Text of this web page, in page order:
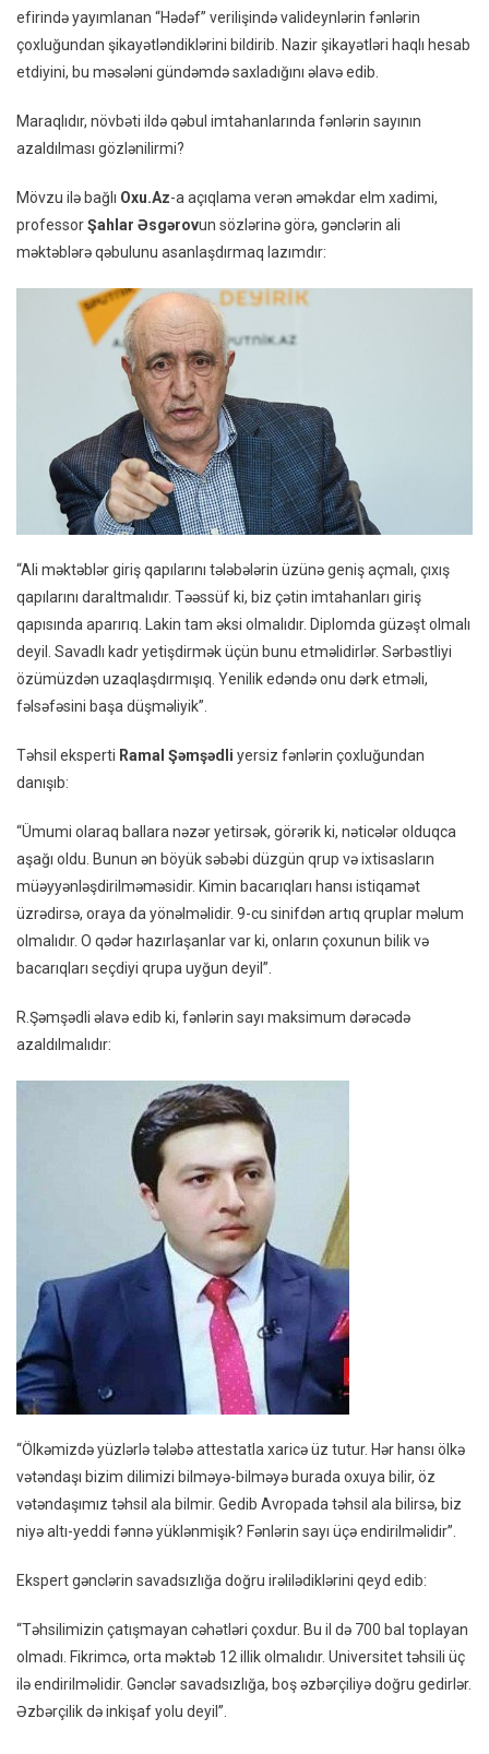
efirində yayımlanan “Hədəf” verilişində valideynlərin fənlərin
çoxluğundan şikayətləndiklərini bildirib. Nazir şikayətləri haqlı hesab
etdiyini, bu məsələni gündəmdə saxladığını əlavə edib.
Maraqlıdır, növbəti ildə qəbul imtahanlarında fənlərin sayının
azaldılması gözlənilirmi?
Mövzu ilə bağlı Oxu.Az-a açıqlama verən əməkdar elm xadimi,
professorŞahlar Əsgərovun sözlərinə görə, gənclərin ali
məktəblərə qəbulunu asanlaşdırmaq lazımdır:
“Ali məktəblər giriş qapılarını tələbələrin üzünə geniş açmalı, çıxış
qapılarını daraltmalıdır. Təəssüf ki, biz çətin imtahanları giriş
qapısında aparırıq. Lakin tam əksi olmalıdır. Diplomda güzəşt olmalı
deyil. Savadlı kadr yetişdirmək üçün bunu etməlidirlər. Sərbəstliyi
özümüzdən uzaqlaşdırmışıq. Yenilik edəndə onu dərk etməli,
fəlsəfəsini başa düşməliyik”.
Təhsil eksperti Ramal Şəmşədli yersiz fənlərin çoxluğundan
danışıb:
“Ümumi olaraq ballara nəzər yetirsək, görərik ki, nəticələr olduqca
aşağı oldu. Bunun ən böyük səbəbi düzgün qrup və ixtisasların
müəyyənləşdirilməməsidir. Kimin bacarıqları hansı istiqamət
üzrədirsə, oraya da yönəlməlidir. 9-cu sinifdən artıq qruplar məlum
olmalıdır. O qədər hazırlaşanlar var ki, onların çoxunun bilik və
bacarıqları seçdiyi qrupa uyğun deyil”.
R.Şəmşədli əlavə edib ki, fənlərin sayı maksimum dərəcədə
azaldılmalıdır:
“Ölkəmizdə yüzlərlə tələbə attestatla xaricə üz tutur. Hər hansı ölkə
vətəndaşı bizim dilimizi bilməyə-bilməyə burada oxuya bilir, öz
vətəndaşımız təhsil ala bilmir. Gedib Avropada təhsil ala bilirsə, biz
niyə altı-yeddi fənnə yüklənmişik? Fənlərin sayı üçə endirilməlidir”.
Ekspert gənclərin savadsızlığa doğru irəlilədiklərini qeyd edib:
“Təhsilimizin çatışmayan cəhətləri çoxdur. Bu il də 700 bal toplayan
olmadı. Fikrimcə, orta məktəb 12 illik olmalıdır. Universitet təhsili üç
ilə endirilməlidir. Gənclər savadsızlığa, boş əzbərçiliyə doğru gedirlər.
Əzbərçilik də inkişaf yolu deyil”.